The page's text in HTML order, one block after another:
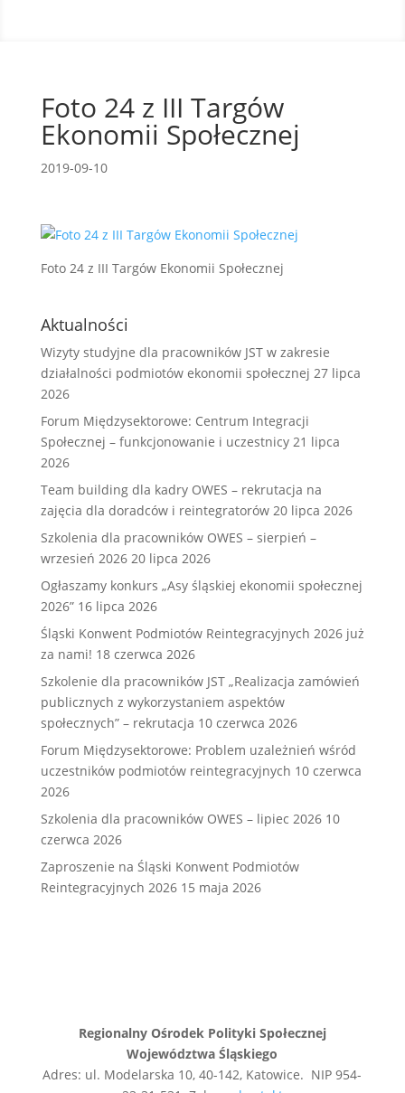
Foto 24 z III Targów
Ekonomii Społecznej
2019-09-10
Foto 24 z III Targów Ekonomii Społecznej
Aktualności
Wizyty studyjne dla pracowników JST w zakresie
działalności podmiotów ekonomii społecznej 27 lipca
2026
Forum Międzysektorowe: Centrum Integracji
Społecznej – funkcjonowanie i uczestnicy 21 lipca
2026
Team building dla kadry OWES – rekrutacja na
zajęcia dla doradców i reintegratorów 20 lipca 2026
Szkolenia dla pracowników OWES – sierpień –
wrzesień 2026 20 lipca 2026
Ogłaszamy konkurs „Asy śląskiej ekonomii społecznej
2026” 16 lipca 2026
Śląski Konwent Podmiotów Reintegracyjnych 2026 już
za nami! 18 czerwca 2026
Szkolenie dla pracowników JST „Realizacja zamówień
publicznych z wykorzystaniem aspektów
społecznych” – rekrutacja 10 czerwca 2026
Forum Międzysektorowe: Problem uzależnień wśród
uczestników podmiotów reintegracyjnych 10 czerwca
2026
Szkolenia dla pracowników OWES – lipiec 2026 10
czerwca 2026
Zaproszenie na Śląski Konwent Podmiotów
Reintegracyjnych 2026 15 maja 2026
Regionalny Ośrodek Polityki Społecznej
Województwa Śląskiego
Adres: ul. Modelarska 10, 40-142, Katowice. NIP 954-